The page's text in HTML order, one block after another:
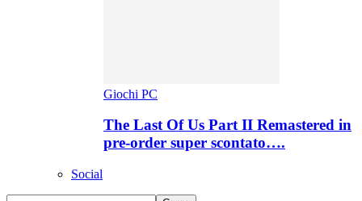
Giochi PC
The Last Of Us Part II Remastered in
pre-order super scontato….
Social